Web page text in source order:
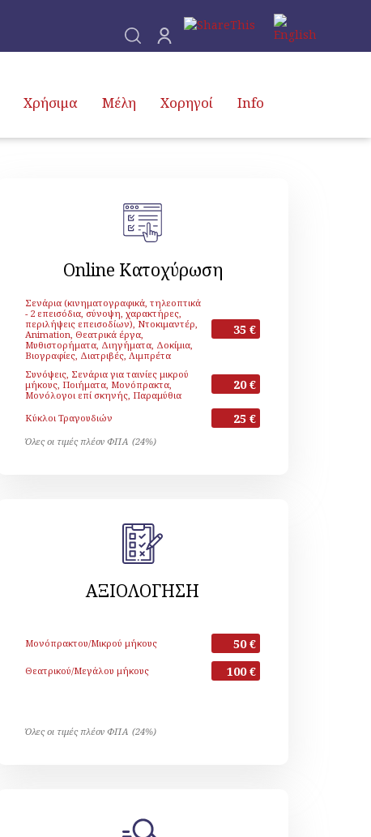
Χρήσιμα Μέλη Χορηγοί Info
Online Κατοχύρωση
Σενάρια (κινηματογραφικά, τηλεοπτικά
- 2 επεισόδια, σύνοψη, χαρακτήρες,
περιλήψεις επεισοδίων), Ντοκιμαντέρ,
Animation, Θεατρικά έργα,
Μυθιστορήματα, Διηγήματα, Δοκίμια,
Βιογραφίες, Διατριβές, Λιμπρέτα
35 €
Συνόψεις, Σενάρια για ταινίες μικρού
μήκους, Ποιήματα, Μονόπρακτα,
Μονόλογοι επί σκηνής, Παραμύθια
20 €
Κύκλοι Τραγουδιών 25 €
Όλες οι τιμές πλέον ΦΠΑ (24%)
ΑΞΙΟΛΟΓΗΣΗ
Μονόπρακτου/Μικρού μήκους 50 €
Θεατρικού/Μεγάλου μήκους 100 €
Όλες οι τιμές πλέον ΦΠΑ (24%)